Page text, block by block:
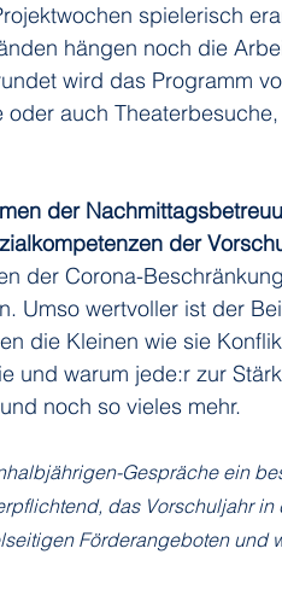
spielerisch
hängen noch die
wird das Programm
auch
der
der
der Corona-
Umso wertvoller ist der
die Kleinen wie sie
und warum jede:r zur
noch so vieles mehr.
Gespräche ein
das Vorschuljahr in
Förderangeboten und